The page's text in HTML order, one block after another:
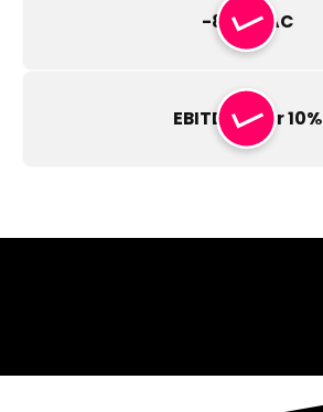
-86% CAC
EBITDA über 10%